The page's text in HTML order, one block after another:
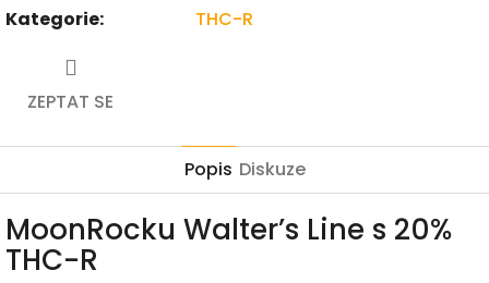
Kategorie: THC-R
ZEPTAT SE
Popis Diskuze
MoonRocku Walter’s Line s 20%
THC-R